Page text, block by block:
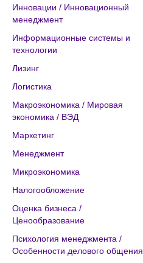
Инновации / Инновационный
менеджмент
Информационные системы и
технологии
Лизинг
Логистика
Макроэкономика / Мировая
экономика / ВЭД
Маркетинг
Менеджмент
Микроэкономика
Налогообложение
Оценка бизнеса /
Ценообразование
Психология менеджмента /
Особенности делового общения